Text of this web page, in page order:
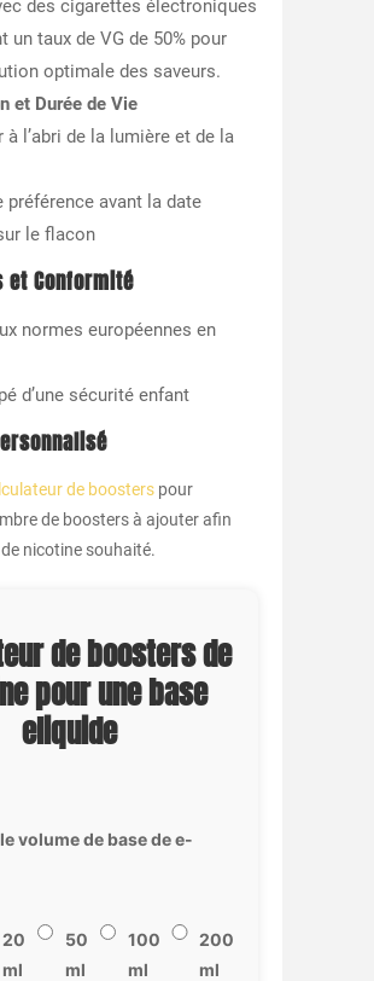
des cigarettes électroniques
un taux de VG de 50% pour
optimale des saveurs.
et Durée de Vie
à l’abri de la lumière et de la
préférence avant la date
le flacon
Conformité
normes européennes en
d’une sécurité enfant
de boosterspour
de boosters à ajouter afin
nicotine souhaité.
de boosters de
pour une base
eliquide
volume de base de e-
20
ml
50
ml
100
ml
200
ml